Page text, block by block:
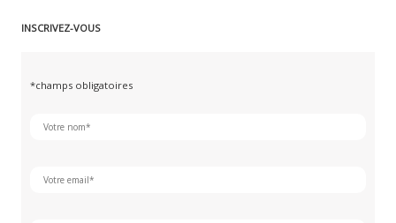
INSCRIVEZ-VOUS
*champs obligatoires